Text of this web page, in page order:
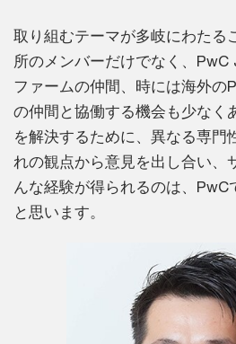
取り組むテーマが多岐にわたる
所のメンバーだけでなく、
ファームの仲間、時には海外の
の仲間と協働する機会も少なく
を解決するために、異なる専門
れの観点から意見を出し合い、
んな経験が得られるのは、PwC
と思います。